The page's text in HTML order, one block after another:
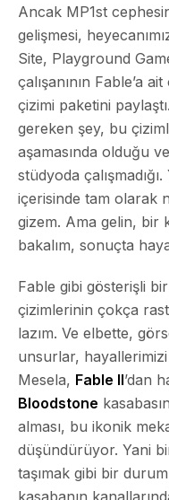
Ancak MP1st
gelişmesi,
Site, Playground
çalışanının Fable’a
çizimi paketini
gereken şey, bu
aşamasında olduğu
stüdyoda
içerisinde tam olarak
gizem. Ama gelin, bir
bakalım, sonuçta
Fable gibi gösterişli
çizimlerinin çokça
lazım. Ve elbette,
unsurlar,
Mesela, Fable II’dan
Bloodstone
alması, bu ikonik
düşündürüyor. Yani
taşımak gibi bir
kasabanın